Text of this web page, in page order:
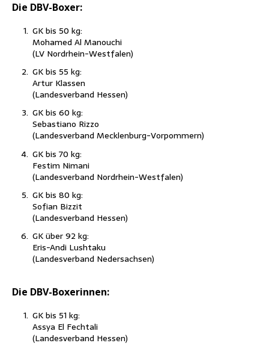
Die DBV-Boxer:
GK bis 50 kg:
Moha­med Al Manouchi
(LV Nordrhein-Westfalen)
GK bis 55 kg:
Artur Klassen
(Lan­des­ver­band Hessen)
GK bis 60 kg:
Sebas­tia­no Rizzo
(Lan­des­ver­band Mecklenburg-Vorpommern)
GK bis 70 kg:
Festim Nimani
(Lan­des­ver­band Nordrhein-Westfalen)
GK bis 80 kg:
Sofi­an Bizzit
(Lan­des­ver­band Hessen)
GK über 92 kg:
Eris-Andi Lushtaku
(Lan­des­ver­band Nedersachsen)
Die DBV-Boxe­rin­nen:
GK bis 51 kg:
Assya El Fechtali
(Lan­des­ver­band Hessen)